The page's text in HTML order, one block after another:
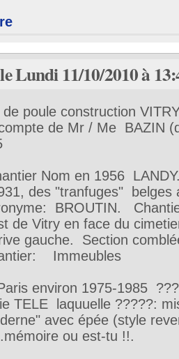
Lundi 11/10/2010 à
poule construction
de Mr / Me BAZIN
Nom en 1956
des "tranfuges"
BROUTIN.
de Vitry en face du
gauche. Section
Immeubles
environ 1975-1985
TELE laquuelle ?????:
avec épée (style
ou est-tu !!.